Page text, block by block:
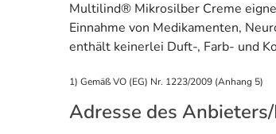
Multilind® Mikrosilber Creme
Einnahme von Medikamenten,
enthält keinerlei Duft-, Farb- und
1) Gemäß VO (EG) Nr. 1223/2009 (Anhang 5)
Adresse des